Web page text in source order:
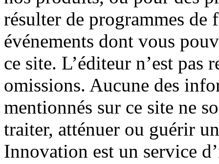
résulter de programmes
événements dont vous
ce site. L’éditeur n’est pas
omissions. Aucune des
mentionnés sur ce site ne
traiter, atténuer ou guérir
Innovation est un service